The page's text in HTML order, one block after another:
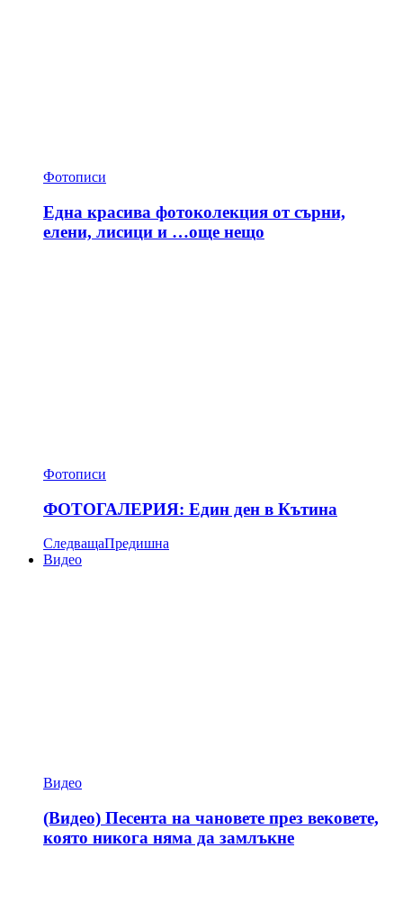
Фотописи
Една красива фотоколекция от сърни,
елени, лисици и …още нещо
Фотописи
ФОТОГАЛЕРИЯ: Един ден в Кътина
СледващаПредишна
Видео
Видео
(Видео) Песента на чановете през вековете,
която никога няма да замлъкне